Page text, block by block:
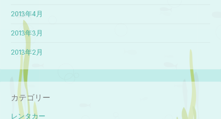
2013年4月
2013年3月
2013年2月
カテゴリー
レンタカー